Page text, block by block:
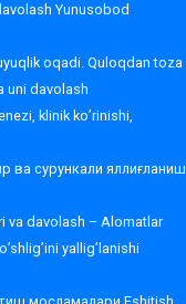
Yunusobod
oqadi. Quloqdan toza
uni davolash
klinik ko’rinishi,
ва сурункали яллиғланиш
va davolash – Alomatlar
yallig’lanishi